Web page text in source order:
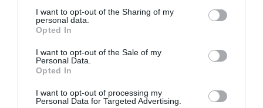
I want to opt-out of the Sharing of my
personal data.
Opted In
I want to opt-out of the Sale of my
Personal Data.
Opted In
I want to opt-out of processing my
Personal Data for Targeted Advertising.